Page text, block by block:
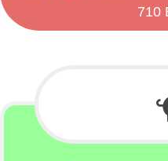
La marca DUOTTS
710